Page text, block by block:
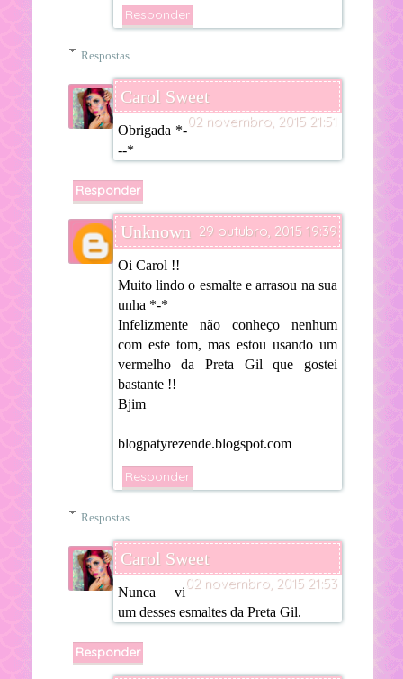
Responder
Respostas
Carol Sweet
02 novembro, 2015 21:51
Obrigada *-
--*
Responder
Unknown 29 outubro, 2015 19:39
Oi Carol !!
Muito lindo o esmalte e arrasou na sua
unha *-*
Infelizmente não conheço nenhum
com este tom, mas estou usando um
vermelho da Preta Gil que gostei
bastante !!
Bjim
blogpatyrezende.blogspot.com
Responder
Respostas
Carol Sweet
02 novembro, 2015 21:53
Nunca vi
um desses esmaltes da Preta Gil.
Responder